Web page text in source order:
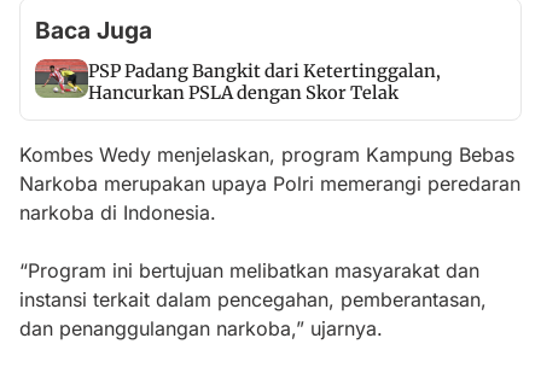
Baca Juga
PSP Padang Bangkit dari Ketertinggalan,
Hancurkan PSLA dengan Skor Telak
Kombes Wedy menjelaskan, program Kampung Bebas
Narkoba merupakan upaya Polri memerangi peredaran
narkoba di Indonesia.
“Program ini bertujuan melibatkan masyarakat dan
instansi terkait dalam pencegahan, pemberantasan,
dan penanggulangan narkoba,” ujarnya.